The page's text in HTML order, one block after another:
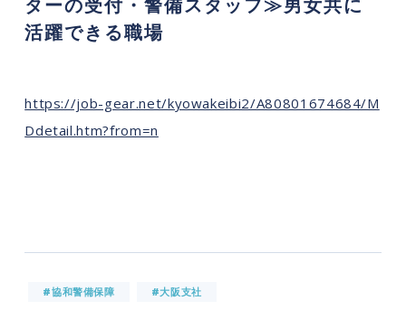
ターの受付・警備スタッフ≫男女共に
活躍できる職場
https://job-gear.net/kyowakeibi2/A80801674684/M
Ddetail.htm?from=n
#協和警備保障 #大阪支社